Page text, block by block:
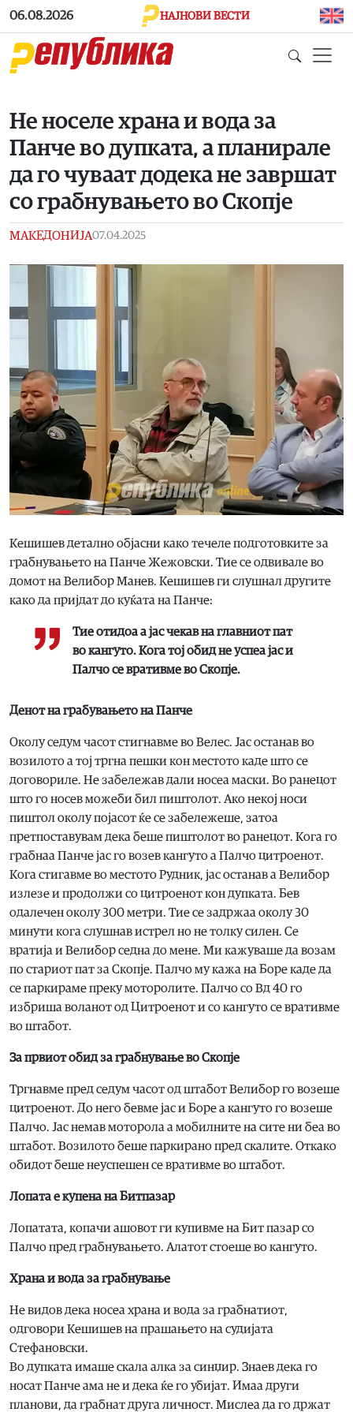
Skip to main content
06.08.2026 НАЈНОВИ ВЕСТИ
Не носеле храна и вода за
Панче во дупката, а планирале
да го чуваат додека не завршат
со грабнувањето во Скопје
МАКЕДОНИЈА07.04.2025
Кешишев детално објасни како течеле подготовките за
грабнувањето на Панче Жежовски. Тие се одвивале во
домот на Велибор Манев. Кешишев ги слушнал другите
како да пријдат до куќата на Панче:
Тие отидоа а јас чекав на главниот пат
во кангуто. Кога тој обид не успеа јас и
Палчо се вративме во Скопје.
Денот на грабувањето на Панче
Околу седум часот стигнавме во Велес. Јас останав во
возилото а тој тргна пешки кон местото каде што се
договориле. Не забележав дали носеа маски. Во ранецот
што го носев можеби бил пиштолот. Ако некој носи
пиштол околу појасот ќе се забележеше, затоа
претпоставувам дека беше пиштолот во ранецот. Кога го
грабнаа Панче јас го возев кангуто а Палчо цитроенот.
Кога стигавме во местото Рудник, јас останав а Велибор
излезе и продолжи со цитроенот кон дупката. Бев
одалечен околу 300 метри. Тие се задржаа околу 30
минути кога слушнав истрел но не толку силен. Се
вратија и Велибор седна до мене. Ми кажуваше да возам
по стариот пат за Скопје. Палчо му кажа на Боре каде да
се паркираме преку моторолите. Палчо со Вд 40 го
избриша воланот од Цитроенот и со кангуто се вративме
во штабот.
За првиот обид за грабнување во Скопје
Тргнавме пред седум часот од штабот Велибор го возеше
цитроенот. До него бевме јас и Боре а кангуто го возеше
Палчо. Јас немав моторола а мобилните на сите ни беа во
штабот. Возилото беше паркирано пред скалите. Откако
обидот беше неуспешен се вративме во штабот.
Лопата е купена на Битпазар
Лопатата, копачи ашовот ги купивме на Бит пазар со
Палчо пред грабнувањето. Алатот стоеше во кангуто.
Храна и вода за грабнување
Не видов дека носеа храна и вода за грабнатиот,
одговори Кешишев на прашањето на судијата
Стефановски.
Во дупката имаше скала алка за синџир. Знаев дека го
носат Панче ама не и дека ќе го убијат. Имаа други
планови, да грабнат друга личност. Мислеа да го држат